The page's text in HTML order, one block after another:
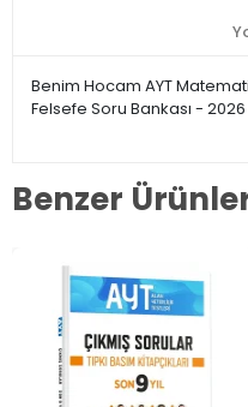
Benim Hocam AYT
Felsefe Soru Bankası - 2026
Benzer